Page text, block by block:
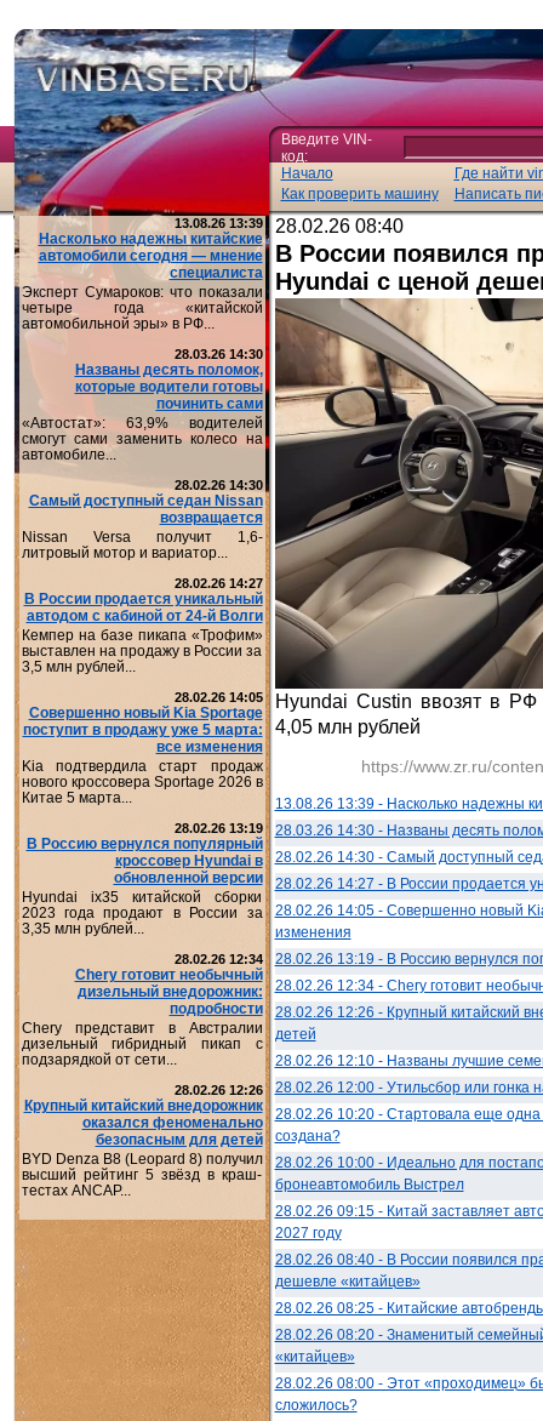
Введите VIN-
код:
Начало
Где найти
Как проверить машину
Написать
13.08.26 13:39
Насколько надежны китайские
автомобили сегодня — мнение
специалиста
Эксперт Сумароков: что показали
четыре года «китайской
автомобильной эры» в РФ...
28.03.26 14:30
Названы десять поломок,
которые водители готовы
починить сами
«Автостат»: 63,9% водителей
смогут сами заменить колесо на
автомобиле...
28.02.26 14:30
Самый доступный седан Nissan
возвращается
Nissan Versa получит 1,6-
литровый мотор и вариатор...
28.02.26 14:27
В России продается уникальный
автодом с кабиной от 24-й Волги
Кемпер на базе пикапа «Трофим»
выставлен на продажу в России за
3,5 млн рублей...
28.02.26 14:05
Совершенно новый Kia Sportage
поступит в продажу уже 5 марта:
все изменения
Kia подтвердила старт продаж
нового кроссовера Sportage 2026 в
Китае 5 марта...
28.02.26 13:19
В Россию вернулся популярный
кроссовер Hyundai в
обновленной версии
Hyundai ix35 китайской сборки
2023 года продают в России за
3,35 млн рублей...
28.02.26 12:34
Chery готовит необычный
дизельный внедорожник:
подробности
Chery представит в Австралии
дизельный гибридный пикап с
подзарядкой от сети...
28.02.26 12:26
Крупный китайский внедорожник
оказался феноменально
безопасным для детей
BYD Denza B8 (Leopard 8) получил
высший рейтинг 5 звёзд в краш-
тестах ANCAP...
28.02.26 08:40
В России появился
Hyundai с ценой
Hyundai Custin ввозят в
4,05 млн рублей
https://www.zr.ru/
13.08.26 13:39 - Насколько надежны
28.03.26 14:30 - Названы десять
28.02.26 14:30 - Самый доступный
28.02.26 14:27 - В России продается
28.02.26 14:05 - Совершенно новый
изменения
28.02.26 13:19 - В Россию вернулся
28.02.26 12:34 - Chery готовит
28.02.26 12:26 - Крупный китайский
детей
28.02.26 12:10 - Названы лучшие
28.02.26 12:00 - Утильсбор или
28.02.26 10:20 - Стартовала еще
создана?
28.02.26 10:00 - Идеально для
бронеавтомобиль Выстрел
28.02.26 09:15 - Китай заставляет
2027 году
28.02.26 08:40 - В России появился
дешевле «китайцев»
28.02.26 08:25 - Китайские
28.02.26 08:20 - Знаменитый
«китайцев»
28.02.26 08:00 - Этот «проходимец»
сложилось?